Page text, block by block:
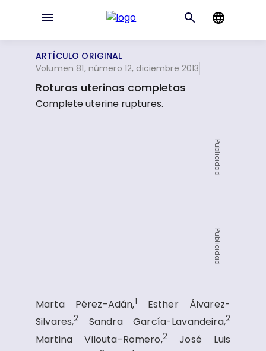
ARTÍCULO ORIGINAL
Volumen 81, número 12, diciembre 2013
Roturas uterinas completas
Complete uterine ruptures.
Publicidad
Publicidad
Marta Pérez-Adán,1
Esther Álvarez-
Silvares,2 Sandra García-Lavandeira,2
Martina Vilouta-Romero,2 José Luis